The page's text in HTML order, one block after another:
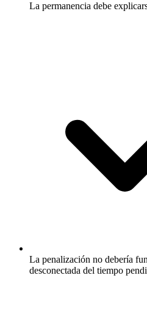
La permanencia debe
La penalización no debería
desconectada del tiempo